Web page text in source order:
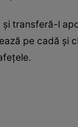
transferă-l
pe cadă şi